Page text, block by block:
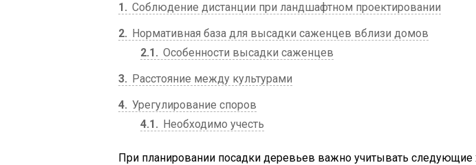
1
Соблюдение дистанции при ландшафтном проектировании
2
Нормативная база для высадки саженцев вблизи домов
2.1
Особенности высадки саженцев
3
Расстояние между культурами
4 Урегулирование споров
4.1
Необходимо учесть
При планировании посадки деревьев важно учитывать следующие